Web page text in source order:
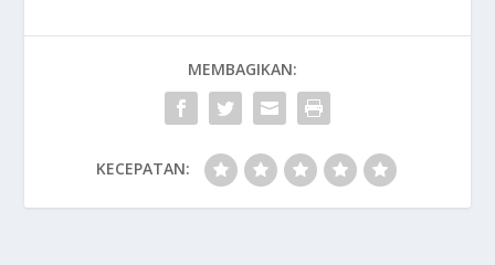
MEMBAGIKAN:
KECEPATAN: